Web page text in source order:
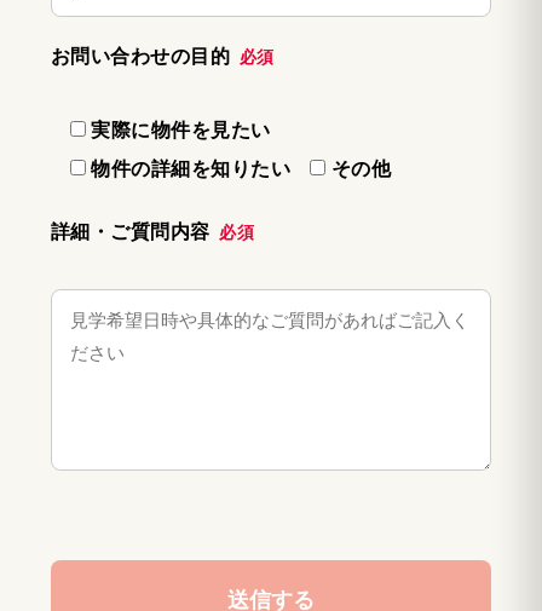
お問い合わせの目的 必須
実際に物件を見たい
物件の詳細を知りたい
その他
詳細・ご質問内容 必須